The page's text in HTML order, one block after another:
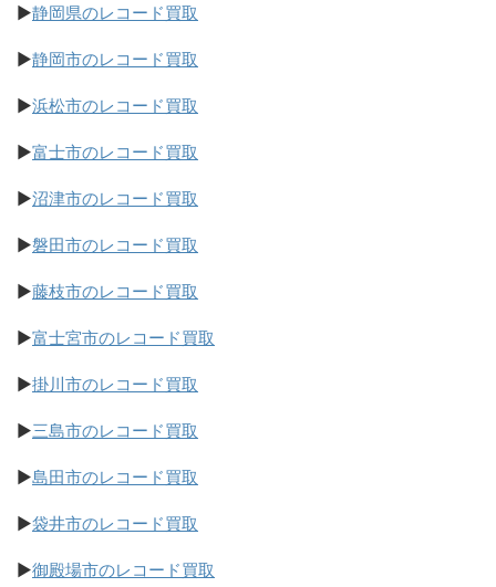
▶静岡県のレコード買取
▶静岡市のレコード買取
▶浜松市のレコード買取
▶富士市のレコード買取
▶沼津市のレコード買取
▶磐田市のレコード買取
▶藤枝市のレコード買取
▶富士宮市のレコード買取
▶掛川市のレコード買取
▶三島市のレコード買取
▶島田市のレコード買取
▶袋井市のレコード買取
▶御殿場市のレコード買取